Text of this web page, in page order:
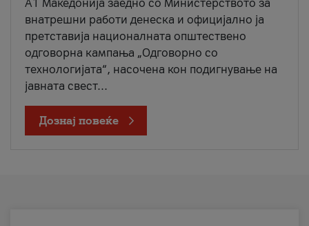
A1 Македонија заедно со Министерството за
внатрешни работи денеска и официјално ја
претставија националната општествено
одговорна кампања „Одговорно со
технологијата“, насочена кон подигнување на
јавната свест...
Дознај повеќе